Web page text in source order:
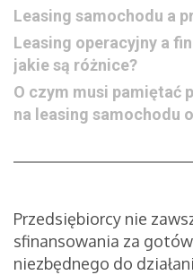
Leasing samochodu a
Leasing operacyjny a
jakie są różnice?
O czym musi pamiętać
na leasing samochodu
Przedsiębiorcy nie
sfinansowania za
niezbędnego do